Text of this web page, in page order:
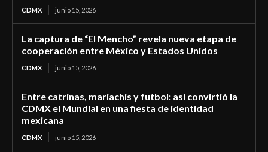
CDMX junio 15, 2026
La captura de “El Mencho” revela nueva etapa de
cooperación entre México y Estados Unidos
CDMX junio 15, 2026
Entre catrinas, mariachis y futbol: así convirtió la
CDMX el Mundial en una fiesta de identidad
mexicana
CDMX junio 15, 2026